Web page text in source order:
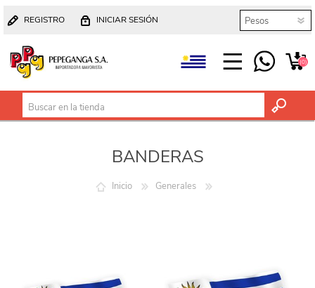
REGISTRO INICIAR SESIÓN
(0)
BANDERAS
Inicio Generales